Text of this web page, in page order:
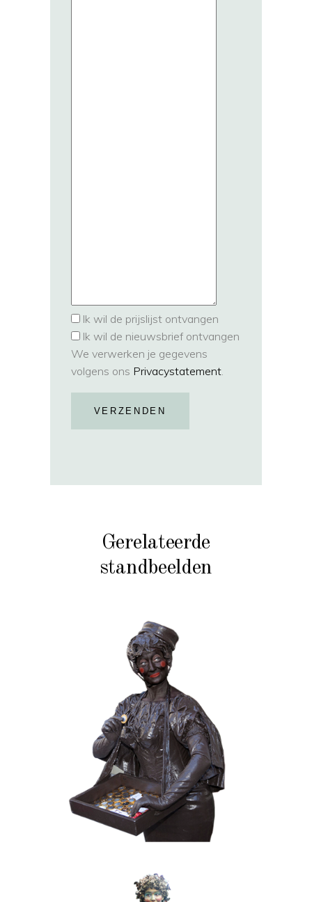
Ik wil de prijslijst ontvangen
Ik wil de nieuwsbrief ontvangen
We verwerken je gegevens
volgens ons Privacystatement.
VERZENDEN
Gerelateerde
standbeelden
CHOCOLADE KERST
MOBIEL VALENTIJN
020 Choco Candy